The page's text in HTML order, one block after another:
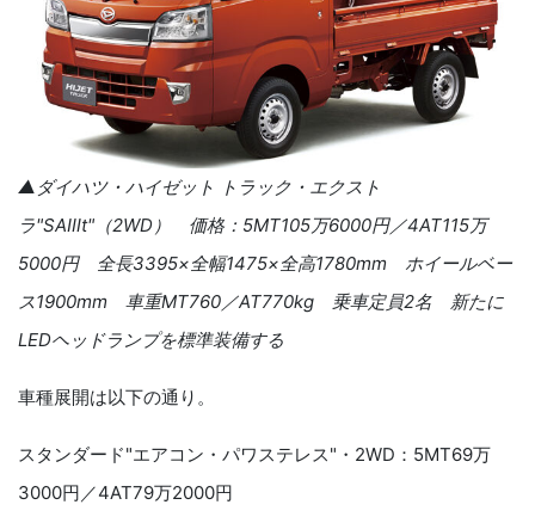
▲ダイハツ・ハイゼット トラック・エクスト
ラ"SAⅢt" （2WD ） 価格： 5MT105万6000円／4AT115万
5000円 全長3395×全幅1475×全高1780mm ホイールベー
ス1900mm 車重MT760 ／AT770kg 乗車定員2名 新たに
LEDヘッドランプを標準装備する
車種展開は以下の通り。
スタンダード"エアコン・パワステレス"・2WD：5MT69万
3000円／4AT79万2000円